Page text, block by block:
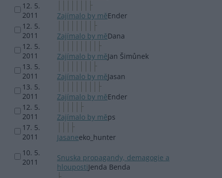
12. 5.
2011
Zajímalo by měEnder
12. 5.
2011
Zajímalo by měDana
12. 5.
2011
Zajímalo by měJan Šimůnek
13. 5.
2011
Zajímalo by měJasan
13. 5.
2011
Zajímalo by měEnder
12. 5.
2011
Zajímalo by měps
17. 5.
2011
Jasaneeko_hunter
10. 5.
2011
Snuska propagandy, demagogie a
hloupostiJenda Benda